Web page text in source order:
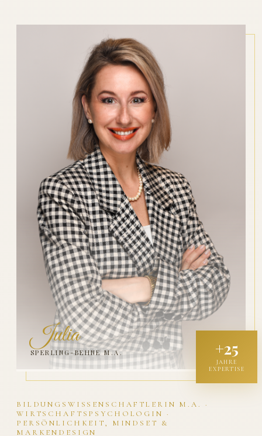
BILDUNGSWISSENSCHAFTLERIN M.A. ·
WIRTSCHAFTSPSYCHOLOGIN ·
PERSÖNLICHKEIT, MINDSET &
MARKENDESIGN
Julia
SPERLING-BEHNE M.A. +25
JAHRE
EXPERTISE